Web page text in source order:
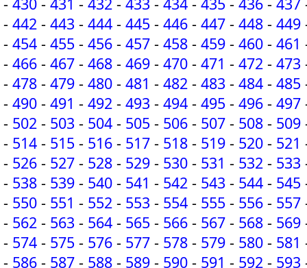
- 442 - 443 - 444 - 445 - 446 - 447 - 448 - 449
- 454 - 455 - 456 - 457 - 458 - 459 - 460 - 461
- 466 - 467 - 468 - 469 - 470 - 471 - 472 - 473
- 478 - 479 - 480 - 481 - 482 - 483 - 484 - 485
- 490 - 491 - 492 - 493 - 494 - 495 - 496 - 497
- 502 - 503 - 504 - 505 - 506 - 507 - 508 - 509
- 514 - 515 - 516 - 517 - 518 - 519 - 520 - 521
- 526 - 527 - 528 - 529 - 530 - 531 - 532 - 533
- 538 - 539 - 540 - 541 - 542 - 543 - 544 - 545
- 550 - 551 - 552 - 553 - 554 - 555 - 556 - 557
- 562 - 563 - 564 - 565 - 566 - 567 - 568 - 569
- 574 - 575 - 576 - 577 - 578 - 579 - 580 - 581
- 586 - 587 - 588 - 589 - 590 - 591 - 592 - 593